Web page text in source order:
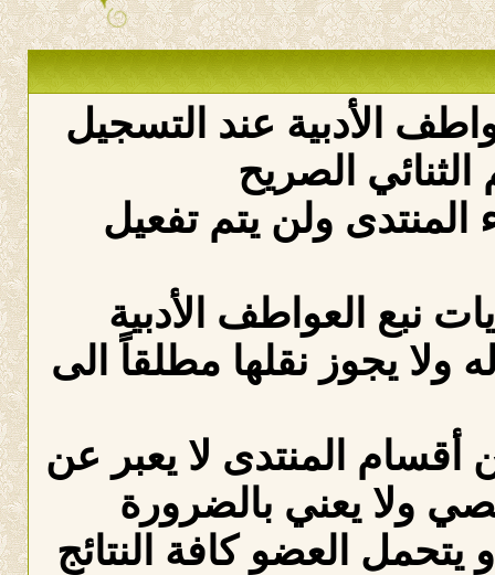
الأدبية عند التسجيل
الصريح
ولن يتم تفعيل
نبع العواطف الأدبية
ولا يجوز نقلها مطلقاً الى
المنتدى لا يعبر عن
ولا يعني بالضرورة
العضو كافة النتائج